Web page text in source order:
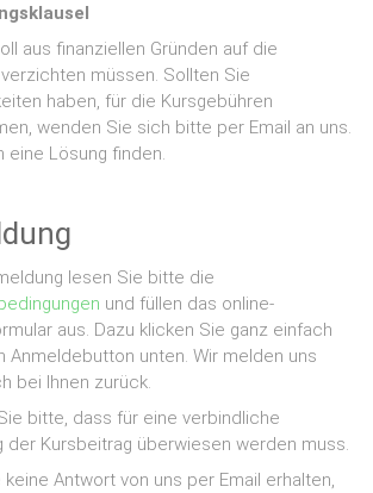
aus finanziellen Gründen auf die
müssen. Sollten Sie
haben, für die Kursgebühren
wenden Sie sich bitte per Email an uns.
eine Lösung finden.
lesen Sie bitte die
und füllen das online-
aus. Dazu klicken Sie ganz einfach
Anmeldebutton unten. Wir melden uns
bei Ihnen zurück.
bitte, dass für eine verbindliche
der Kursbeitrag überwiesen werden muss.
Antwort von uns per Email erhalten,